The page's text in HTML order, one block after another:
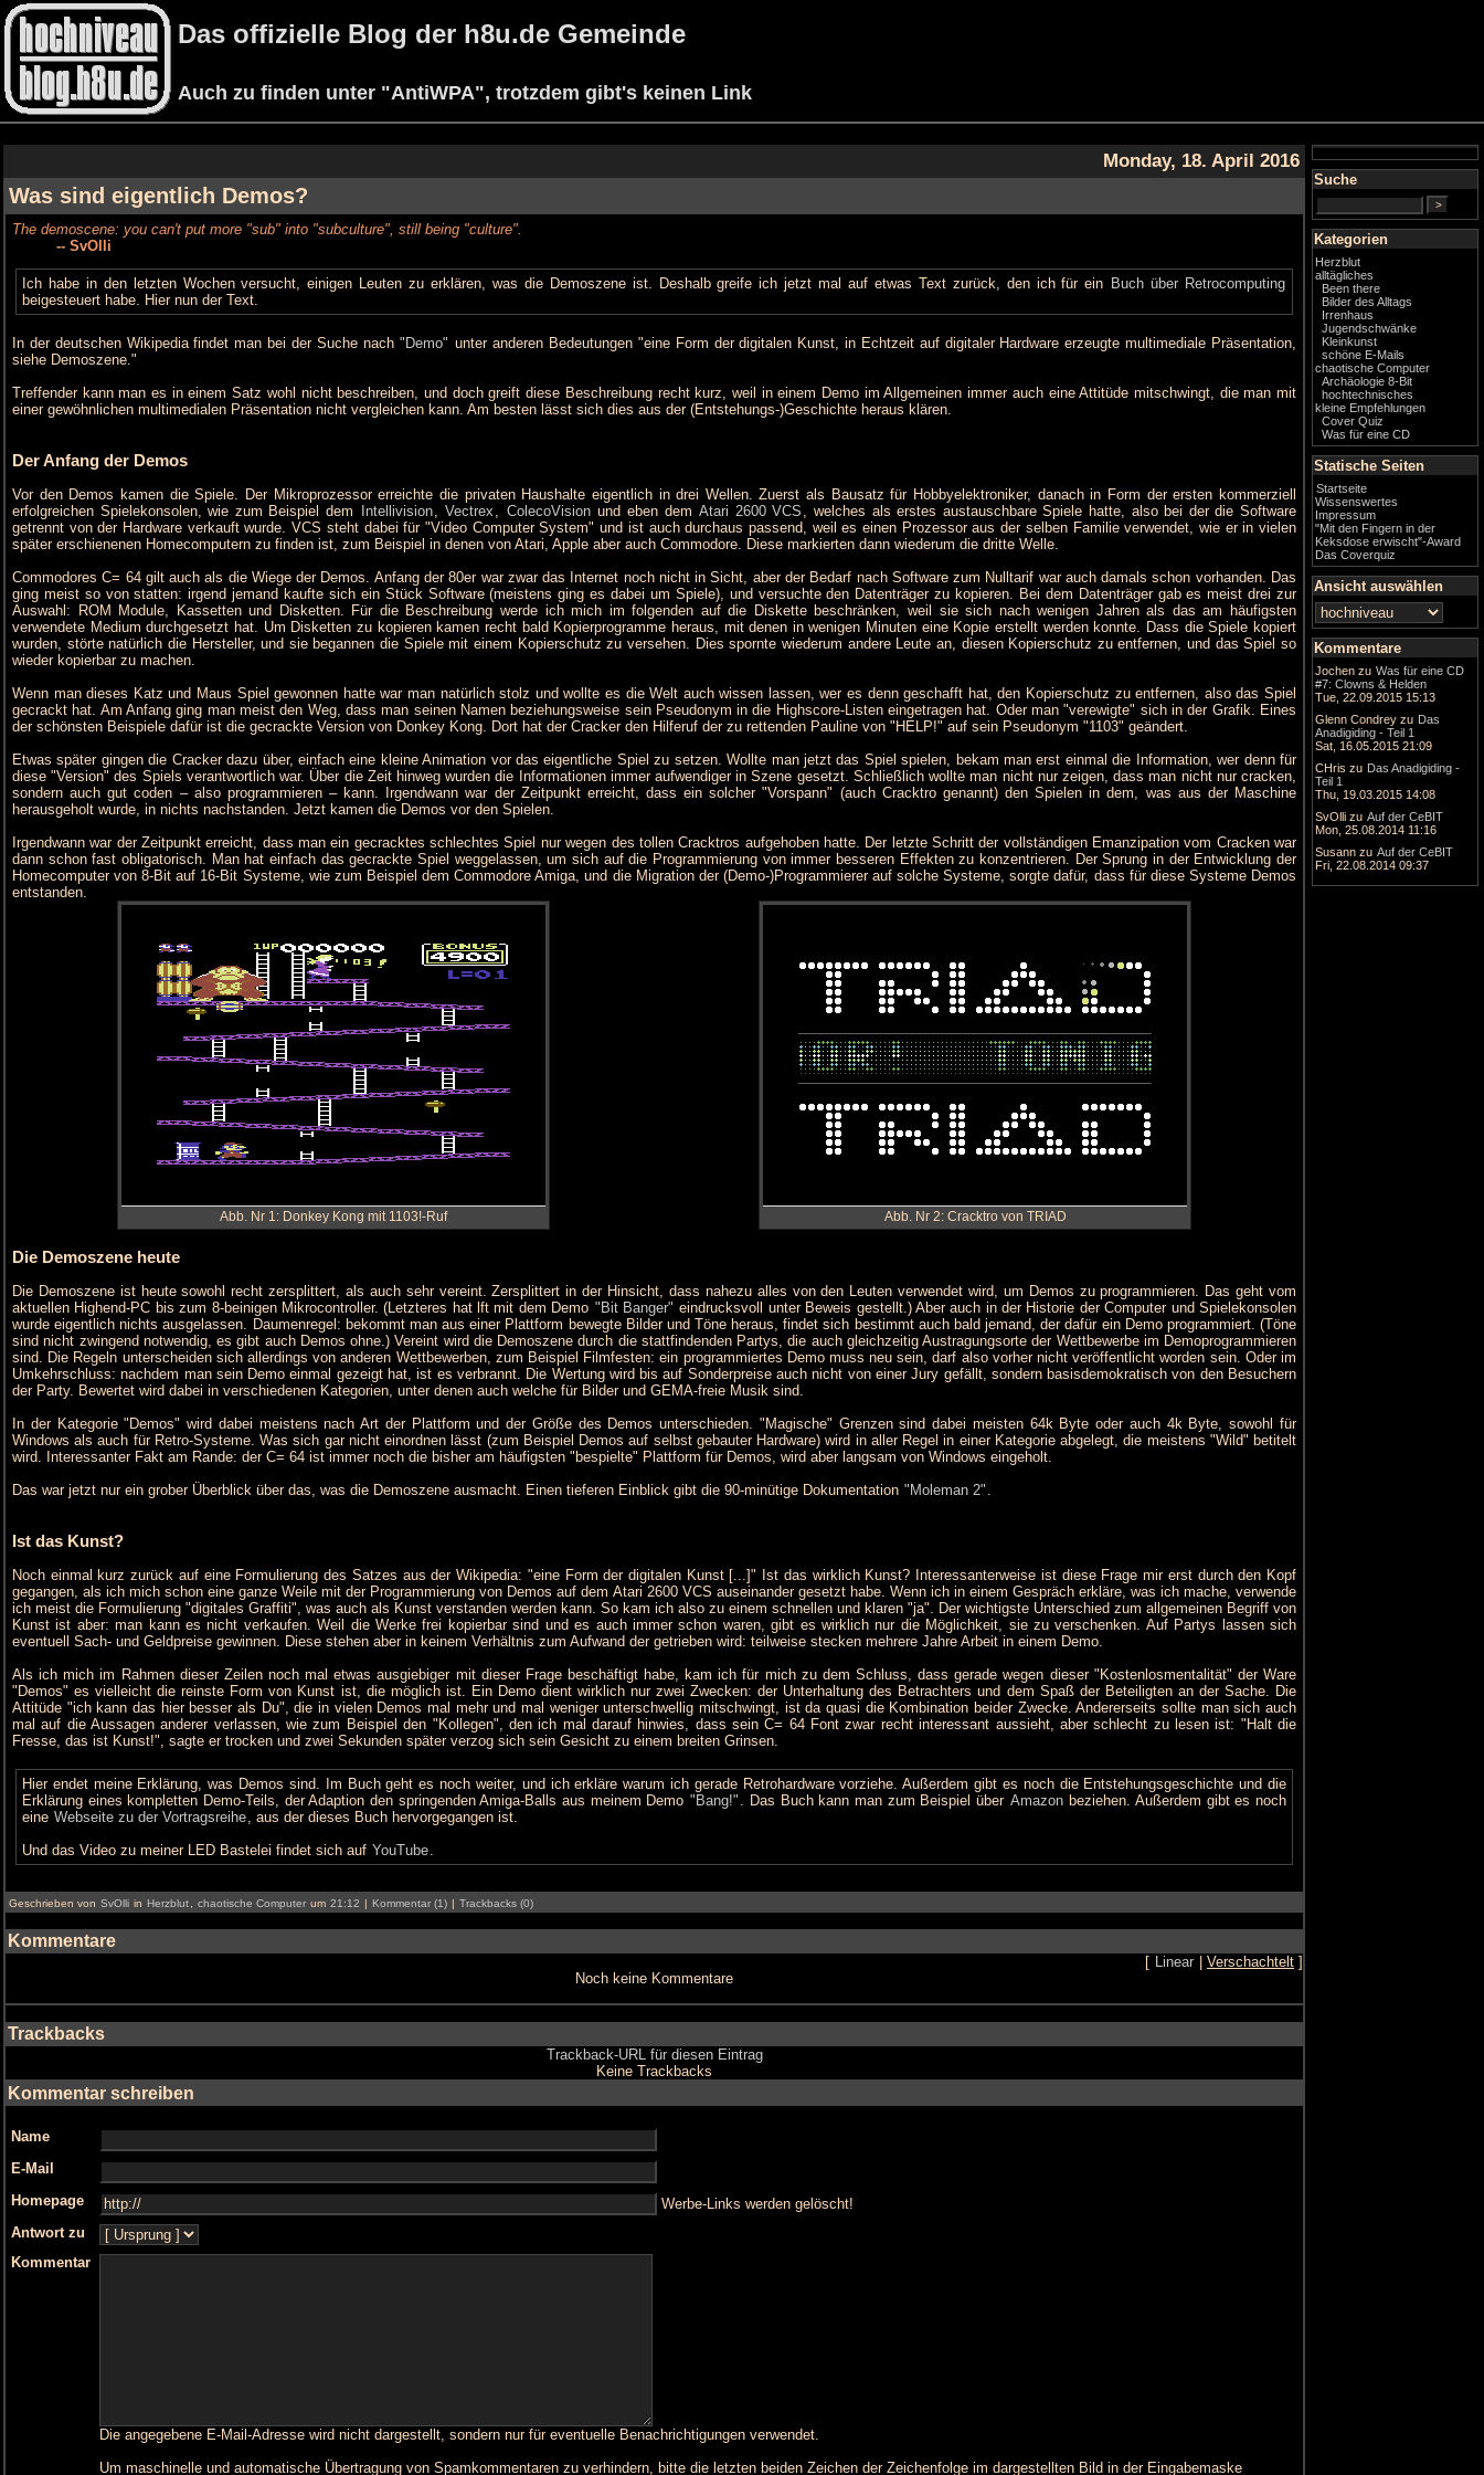
Das offizielle Blog der h8u.de Gemeinde
Auch zu finden unter "AntiWPA", trotzdem gibt's keinen Link
Monday, 18. April 2016
Was sind eigentlich Demos?
The demoscene: you can't put more "sub" into "subculture", still being "culture".
-- SvOlli
Ich habe in den letzten Wochen versucht, einigen Leuten zu erklären, was die Demoszene ist. Deshalb greife ich jetzt mal auf etwas Text zurück, den ich für ein Buch über Retrocomputing
beigesteuert habe. Hier nun der Text.
In der deutschen Wikipedia findet man bei der Suche nach "Demo" unter anderen Bedeutungen "eine Form der digitalen Kunst, in Echtzeit auf digitaler Hardware erzeugte multimediale Präsentation,
siehe Demoszene."
Treffender kann man es in einem Satz wohl nicht beschreiben, und doch greift diese Beschreibung recht kurz, weil in einem Demo im Allgemeinen immer auch eine Attitüde mitschwingt, die man mit
einer gewöhnlichen multimedialen Präsentation nicht vergleichen kann. Am besten lässt sich dies aus der (Entstehungs-)Geschichte heraus klären.
Der Anfang der Demos
Vor den Demos kamen die Spiele. Der Mikroprozessor erreichte die privaten Haushalte eigentlich in drei Wellen. Zuerst als Bausatz für Hobbyelektroniker, danach in Form der ersten kommerziell
erfolgreichen Spielekonsolen, wie zum Beispiel dem
Intellivision, Vectrex , ColecoVision und eben dem Atari 2600 VCS , welches als erstes austauschbare Spiele hatte, also bei der die Software
getrennt von der Hardware verkauft wurde. VCS steht dabei für "Video Computer System" und ist auch durchaus passend, weil es einen Prozessor aus der selben Familie verwendet, wie er in vielen
später erschienenen Homecomputern zu finden ist, zum Beispiel in denen von Atari, Apple aber auch Commodore. Diese markierten dann wiederum die dritte Welle.
Commodores C= 64 gilt auch als die Wiege der Demos. Anfang der 80er war zwar das Internet noch nicht in Sicht, aber der Bedarf nach Software zum Nulltarif war auch damals schon vorhanden. Das
ging meist so von statten: irgend jemand kaufte sich ein Stück Software (meistens ging es dabei um Spiele), und versuchte den Datenträger zu kopieren. Bei dem Datenträger gab es meist drei zur
Auswahl: ROM Module, Kassetten und Disketten. Für die Beschreibung werde ich mich im folgenden auf die Diskette beschränken, weil sie sich nach wenigen Jahren als das am häufigsten
verwendete Medium durchgesetzt hat. Um Disketten zu kopieren kamen recht bald Kopierprogramme heraus, mit denen in wenigen Minuten eine Kopie erstellt werden konnte. Dass die Spiele kopiert
wurden, störte natürlich die Hersteller, und sie begannen die Spiele mit einem Kopierschutz zu versehen. Dies spornte wiederum andere Leute an, diesen Kopierschutz zu entfernen, und das Spiel so
wieder kopierbar zu machen.
Wenn man dieses Katz und Maus Spiel gewonnen hatte war man natürlich stolz und wollte es die Welt auch wissen lassen, wer es denn geschafft hat, den Kopierschutz zu entfernen, also das Spiel
gecrackt hat. Am Anfang ging man meist den Weg, dass man seinen Namen beziehungsweise sein Pseudonym in die Highscore-Listen eingetragen hat. Oder man "verewigte" sich in der Grafik. Eines
der schönsten Beispiele dafür ist die gecrackte Version von Donkey Kong. Dort hat der Cracker den Hilferuf der zu rettenden Pauline von "HELP!" auf sein Pseudonym "1103" geändert.
Etwas später gingen die Cracker dazu über, einfach eine kleine Animation vor das eigentliche Spiel zu setzen. Wollte man jetzt das Spiel spielen, bekam man erst einmal die Information, wer denn für
diese "Version" des Spiels verantwortlich war. Über die Zeit hinweg wurden die Informationen immer aufwendiger in Szene gesetzt. Schließlich wollte man nicht nur zeigen, dass man nicht nur cracken,
sondern auch gut coden – also programmieren – kann. Irgendwann war der Zeitpunkt erreicht, dass ein solcher "Vorspann" (auch Cracktro genannt) den Spielen in dem, was aus der Maschine
herausgeholt wurde, in nichts nachstanden. Jetzt kamen die Demos vor den Spielen.
Irgendwann war der Zeitpunkt erreicht, dass man ein gecracktes schlechtes Spiel nur wegen des tollen Cracktros aufgehoben hatte. Der letzte Schritt der vollständigen Emanzipation vom Cracken war
dann schon fast obligatorisch. Man hat einfach das gecrackte Spiel weggelassen, um sich auf die Programmierung von immer besseren Effekten zu konzentrieren. Der Sprung in der Entwicklung der
Homecomputer von 8-Bit auf 16-Bit Systeme, wie zum Beispiel dem Commodore Amiga, und die Migration der (Demo-)Programmierer auf solche Systeme, sorgte dafür, dass für diese Systeme Demos
entstanden.
Abb. Nr 1: Donkey Kong mit 1103!-Ruf Abb. Nr 2: Cracktro von TRIAD
Die Demoszene heute
Die Demoszene ist heute sowohl recht zersplittert, als auch sehr vereint. Zersplittert in der Hinsicht, dass nahezu alles von den Leuten verwendet wird, um Demos zu programmieren. Das geht vom
aktuellen Highend-PC bis zum 8-beinigen Mikrocontroller. (Letzteres hat lft mit dem Demo "Bit Banger" eindrucksvoll unter Beweis gestellt.) Aber auch in der Historie der Computer und Spielekonsolen
wurde eigentlich nichts ausgelassen. Daumenregel: bekommt man aus einer Plattform bewegte Bilder und Töne heraus, findet sich bestimmt auch bald jemand, der dafür ein Demo programmiert. (Töne
sind nicht zwingend notwendig, es gibt auch Demos ohne.) Vereint wird die Demoszene durch die stattfindenden Partys, die auch gleichzeitig Austragungsorte der Wettbewerbe im Demoprogrammieren
sind. Die Regeln unterscheiden sich allerdings von anderen Wettbewerben, zum Beispiel Filmfesten: ein programmiertes Demo muss neu sein, darf also vorher nicht veröffentlicht worden sein. Oder im
Umkehrschluss: nachdem man sein Demo einmal gezeigt hat, ist es verbrannt. Die Wertung wird bis auf Sonderpreise auch nicht von einer Jury gefällt, sondern basisdemokratisch von den Besuchern
der Party. Bewertet wird dabei in verschiedenen Kategorien, unter denen auch welche für Bilder und GEMA-freie Musik sind.
In der Kategorie "Demos" wird dabei meistens nach Art der Plattform und der Größe des Demos unterschieden. "Magische" Grenzen sind dabei meisten 64k Byte oder auch 4k Byte, sowohl für
Windows als auch für Retro-Systeme. Was sich gar nicht einordnen lässt (zum Beispiel Demos auf selbst gebauter Hardware) wird in aller Regel in einer Kategorie abgelegt, die meistens "Wild" betitelt
wird. Interessanter Fakt am Rande: der C= 64 ist immer noch die bisher am häufigsten "bespielte" Plattform für Demos, wird aber langsam von Windows eingeholt.
Das war jetzt nur ein grober Überblick über das, was die Demoszene ausmacht. Einen tieferen Einblick gibt die 90-minütige Dokumentation "Moleman 2"
Ist das Kunst?
Noch einmal kurz zurück auf eine Formulierung des Satzes aus der Wikipedia: "eine Form der digitalen Kunst [...]" Ist das wirklich Kunst? Interessanterweise ist diese Frage mir erst durch den Kopf
gegangen, als ich mich schon eine ganze Weile mit der Programmierung von Demos auf dem Atari 2600 VCS auseinander gesetzt habe. Wenn ich in einem Gespräch erkläre, was ich mache, verwende
ich meist die Formulierung "digitales Graffiti", was auch als Kunst verstanden werden kann. So kam ich also zu einem schnellen und klaren "ja". Der wichtigste Unterschied zum allgemeinen Begriff von
Kunst ist aber: man kann es nicht verkaufen. Weil die Werke frei kopierbar sind und es auch immer schon waren, gibt es wirklich nur die Möglichkeit, sie zu verschenken. Auf Partys lassen sich
eventuell Sach- und Geldpreise gewinnen. Diese stehen aber in keinem Verhältnis zum Aufwand der getrieben wird: teilweise stecken mehrere Jahre Arbeit in einem Demo.
Als ich mich im Rahmen dieser Zeilen noch mal etwas ausgiebiger mit dieser Frage beschäftigt habe, kam ich für mich zu dem Schluss, dass gerade wegen dieser "Kostenlosmentalität" der Ware
"Demos" es vielleicht die reinste Form von Kunst ist, die möglich ist. Ein Demo dient wirklich nur zwei Zwecken: der Unterhaltung des Betrachters und dem Spaß der Beteiligten an der Sache. Die
Attitüde "ich kann das hier besser als Du", die in vielen Demos mal mehr und mal weniger unterschwellig mitschwingt, ist da quasi die Kombination beider Zwecke. Andererseits sollte man sich auch
mal auf die Aussagen anderer verlassen, wie zum Beispiel den "Kollegen", den ich mal darauf hinwies, dass sein C= 64 Font zwar recht interessant aussieht, aber schlecht zu lesen ist: "Halt die
Fresse, das ist Kunst!", sagte er trocken und zwei Sekunden später verzog sich sein Gesicht zu einem breiten Grinsen.
Hier endet meine Erklärung, was Demos sind. Im Buch geht es noch weiter, und ich erkläre warum ich gerade Retrohardware vorziehe. Außerdem gibt es noch die Entstehungsgeschichte und die
Erklärung eines kompletten Demo-Teils, der Adaption den springenden Amiga-Balls aus meinem Demo "Bang!" . Das Buch kann man zum Beispiel über Amazon beziehen. Außerdem gibt es noch
eine Webseite zu der Vortragsreihe, aus der dieses Buch hervorgegangen ist.
Und das Video zu meiner LED Bastelei findet sich auf YouTube.
Geschrieben von SvOlli in Herzblut chaotische Computer um 21:12 | Kommentar (1) | Trackbacks (0)
Kommentare
[ Linear Verschachtelt ]
Noch keine Kommentare
Trackbacks
Trackback-URL für diesen Eintrag
Keine Trackbacks
Kommentar schreiben
Name
E-Mail
Homepage
Werbe-Links werden gelöscht!
Antwort zu
Kommentar
Die angegebene E-Mail-Adresse wird nicht dargestellt, sondern nur für eventuelle Benachrichtigungen verwendet.
Um maschinelle und automatische Übertragung von Spamkommentaren zu verhindern, bitte die letzten beiden Zeichen der Zeichenfolge im dargestellten Bild in der Eingabemaske
Suche
Kategorien
Herzblut
alltägliches
Been there
Bilder des Alltags
Irrenhaus
Jugendschwänke
Kleinkunst
schöne E-Mails
chaotische Computer
Archäologie 8-Bit
hochtechnisches
kleine Empfehlungen
Cover Quiz
Was für eine CD
Statische Seiten
Startseite
Wissenswertes
Impressum
"Mit den Fingern in der
Keksdose erwischt"-Award
Das Coverquiz
Ansicht auswählen
Kommentare
Jochen zu Was für eine CD
#7: Clowns & Helden
Tue, 22.09.2015 15:13
Glenn Condrey zu Das
Anadigiding - Teil 1
Sat, 16.05.2015 21:09
CHris zu Das Anadigiding -
Teil 1
Thu, 19.03.2015 14:08
SvOlli zu Auf der CeBIT
Mon, 25.08.2014 11:16
Susann zu Auf der CeBIT
Fri, 22.08.2014 09:37